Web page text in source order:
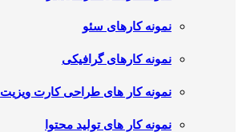
نمونه کارهای سئو
نمونه کارهای گرافیکی
نمونه کار های طراحی کارت ویزیت
نمونه کار های تولید محتوا